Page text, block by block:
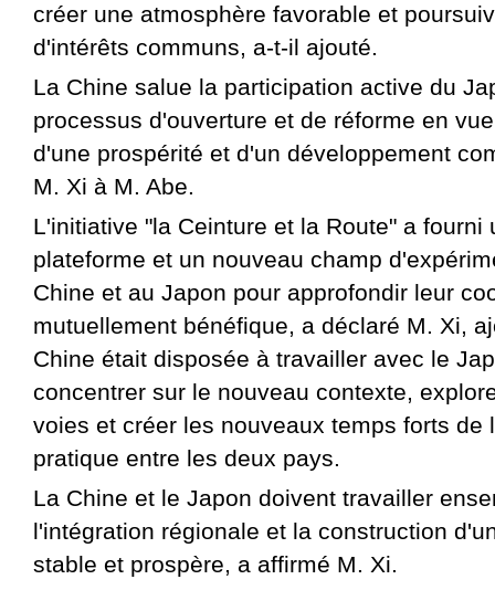
créer une atmosphère favorable et
d'intérêts communs, a-t-il ajouté.
La Chine salue la participation active du
processus d'ouverture et de réforme en
d'une prospérité et d'un développement
M. Xi à M. Abe.
L'initiative "la Ceinture et la Route" a fourni
plateforme et un nouveau champ
Chine et au Japon pour approfondir leur
mutuellement bénéfique, a déclaré M. Xi,
Chine était disposée à travailler avec le
concentrer sur le nouveau contexte,
voies et créer les nouveaux temps forts de
pratique entre les deux pays.
La Chine et le Japon doivent travailler
l'intégration régionale et la construction
stable et prospère, a affirmé M. Xi.